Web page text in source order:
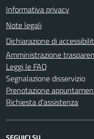
Informativa privacy
Note legali
Dichiarazione di
Amministrazione
Leggi le FAQ
Segnalazione disservizio
Prenotazione
Richiesta d'assistenza